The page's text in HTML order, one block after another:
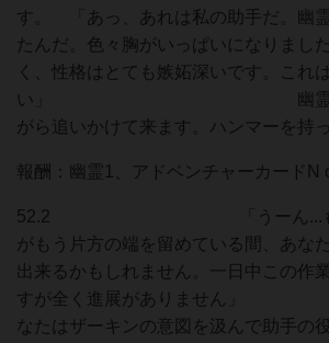
す。 「あっ、あれは私の助手だ。幽
たんだ。色々胸がいっぱいになりまし
く、性格はとても嫉妬深いです。これ
い」 幽霊が叫び
がら追いかけて来ます。ハンマーを持っ
報酬：幽霊1、アドベンチャーカードN
52.2 「うーん...もしか
がもう片方の端を留めている間、あな
出来るかもしれません。一日中この作
すが全く進展があり
なたはザーキンの意図を汲んで助手の